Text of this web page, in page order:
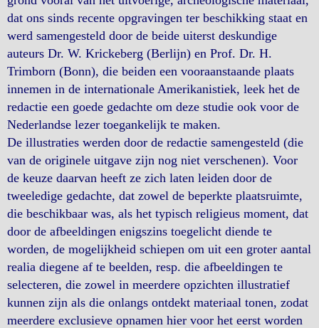
dat ons sinds recente opgravingen ter beschikking staat en
werd samengesteld door de beide uiterst deskundige
auteurs Dr. W. Krickeberg (Berlijn) en Prof. Dr. H.
Trimborn (Bonn), die beiden een vooraanstaande plaats
innemen in de internationale Amerikanistiek, leek het de
redactie een goede gedachte om deze studie ook voor de
Nederlandse lezer toegankelijk te maken.
De illustraties werden door de redactie samengesteld (die
van de originele uitgave zijn nog niet verschenen). Voor
de keuze daarvan heeft ze zich laten leiden door de
tweeledige gedachte, dat zowel de beperkte plaatsruimte,
die beschikbaar was, als het typisch religieus moment, dat
door de afbeeldingen enigszins toegelicht diende te
worden, de mogelijkheid schiepen om uit een groter aantal
realia diegene af te beelden, resp. die afbeeldingen te
selecteren, die zowel in meerdere opzichten illustratief
kunnen zijn als die onlangs ontdekt materiaal tonen, zodat
meerdere exclusieve opnamen hier voor het eerst worden